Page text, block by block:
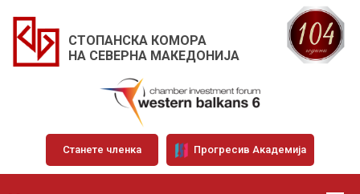
СТОПАНСКА КОМОРА
НА СЕВЕРНА МАКЕДОНИЈА
Станете членка Прогресив Академија